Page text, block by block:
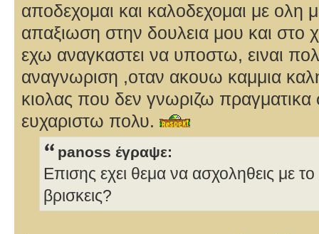
αποδεχομαι και καλοδεχομαι με ολη
απαξιωση στην δουλεια μου και
εχω αναγκαστει να υποστω, ειναι
αναγνωριση ,οταν ακουω καμμια
κιολας που δεν γνωριζω πραγματικα
ευχαριστω πολυ.
panoss έγραψε:
Επισης εχει θεμα να ασχοληθεις με
βρισκεις?